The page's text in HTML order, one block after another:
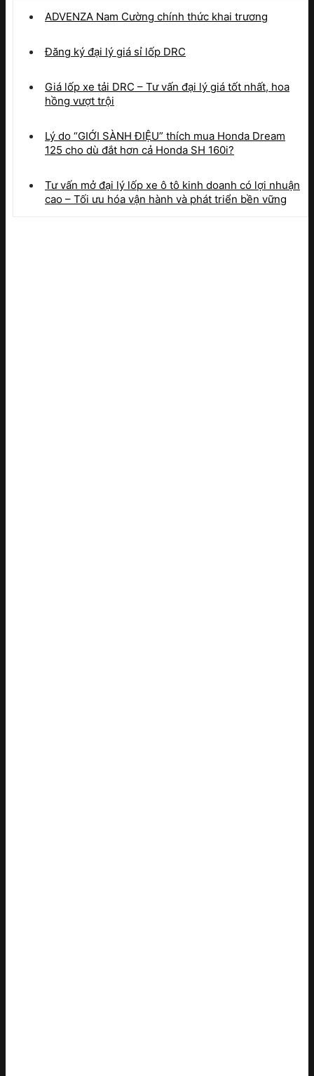
ADVENZA Nam Cường chính thức khai trương
Đăng ký đại lý giá sỉ lốp DRC
Giá lốp xe tải DRC – Tư vấn đại lý giá tốt nhất, hoa
hồng vượt trội
Lý do “GIỚI SÀNH ĐIỆU” thích mua Honda Dream
125 cho dù đắt hơn cả Honda SH 160i?
Tư vấn mở đại lý lốp xe ô tô kinh doanh có lợi nhuận
cao – Tối ưu hóa vận hành và phát triển bền vững